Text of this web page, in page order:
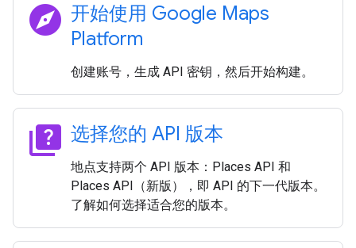
explore 开始使用 Google Maps
Platform
创建账号，生成 API 密钥，然后开始构建。
quiz 选择您的 API 版本
地点支持两个 API 版本：Places API 和
Places API（新版），即 API 的下一代版本。
了解如何选择适合您的版本。